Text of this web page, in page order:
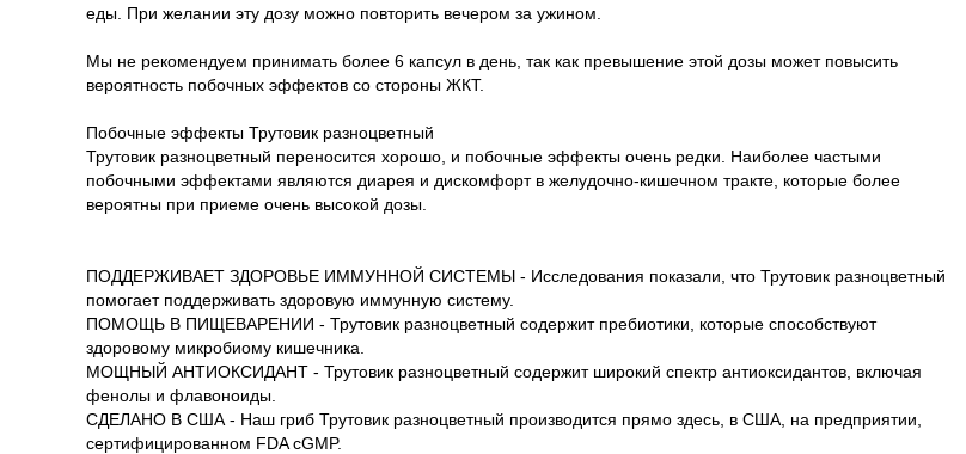
еды. При желании эту дозу можно повторить вечером за ужином.
Мы не рекомендуем принимать более 6 капсул в день, так как превышение этой дозы может повысить
вероятность побочных эффектов со стороны ЖКТ.
Побочные эффекты Трутовик разноцветный
Трутовик разноцветный переносится хорошо, и побочные эффекты очень редки. Наиболее частыми
побочными эффектами являются диарея и дискомфорт в желудочно-кишечном тракте, которые более
вероятны при приеме очень высокой дозы.
ПОДДЕРЖИВАЕТ ЗДОРОВЬЕ ИММУННОЙ СИСТЕМЫ - Исследования показали, что Трутовик разноцветный
помогает поддерживать здоровую иммунную систему.
ПОМОЩЬ В ПИЩЕВАРЕНИИ - Трутовик разноцветный содержит пребиотики, которые способствуют
здоровому микробиому кишечника.
МОЩНЫЙ АНТИОКСИДАНТ - Трутовик разноцветный содержит широкий спектр антиоксидантов, включая
фенолы и флавоноиды.
СДЕЛАНО В США - Наш гриб Трутовик разноцветный производится прямо здесь, в США, на предприятии,
сертифицированном FDA cGMP.